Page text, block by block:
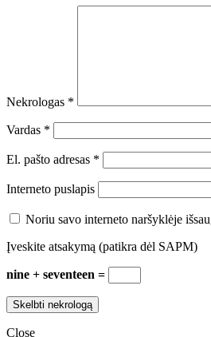
Nekrologas *
Vardas *
El. pašto adresas *
Interneto puslapis
Noriu savo interneto naršyklėje
Įveskite atsakymą (patikra dėl SAPM)
nine + seventeen =
Close